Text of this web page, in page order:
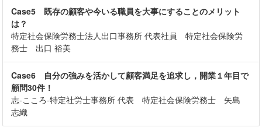
Case5 既存の顧客や今いる職員を大事にすることのメリット
は？
特定社会保険労務士法人出口事務所 代表社員 特定社会保険労
務士 出口 裕美
Case6 自分の強みを活かして顧客満足を追求し，開業１年目で
顧問30件！
志-こころ-特定社労士事務所 代表 特定社会保険労務士 矢島
志織